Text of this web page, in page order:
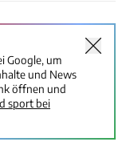
Google, um
und News
öffnen und
sport bei